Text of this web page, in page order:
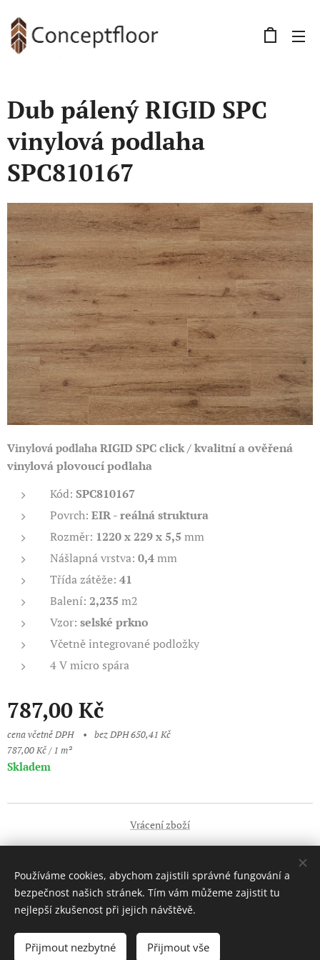
Dub pálený RIGID SPC
vinylová podlaha
SPC810167
Vinylová podlaha RIGID SPC click / kvalitní a ověřená
vinylová plovoucí podlaha
Kód: SPC810167
Povrch: EIR - reálná struktura
Rozměr: 1220 x 229 x 5,5 mm
Nášlapná vrstva: 0,4mm
Třída zátěže: 41
Balení: 2,235 m2
Vzor: selské prkno
Včetně integrované podložky
4 V micro spára
787,00 Kč
cena včetně DPH
bez DPH 650,41 Kč
787,00 Kč / 1 m²
Skladem
Do košíku
Vrácení zboží
Vytvořeno službouWebnode Cookies
Používáme cookies, abychom zajistili správné fungování a
bezpečnost našich stránek. Tím vám můžeme zajistit tu
nejlepší zkušenost při jejich návštěvě.
Přijmout nezbytné Přijmout vše